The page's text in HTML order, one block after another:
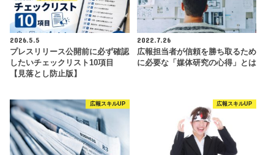
2026.5.5
プレスリリース公開前に必ず確認
したいチェックリスト10項目
【見落とし防止版】
2022.7.26
広報担当者が信頼を勝ち取るため
に必要な「媒体研究の心得」とは
広報スキルUP 広報スキルUP